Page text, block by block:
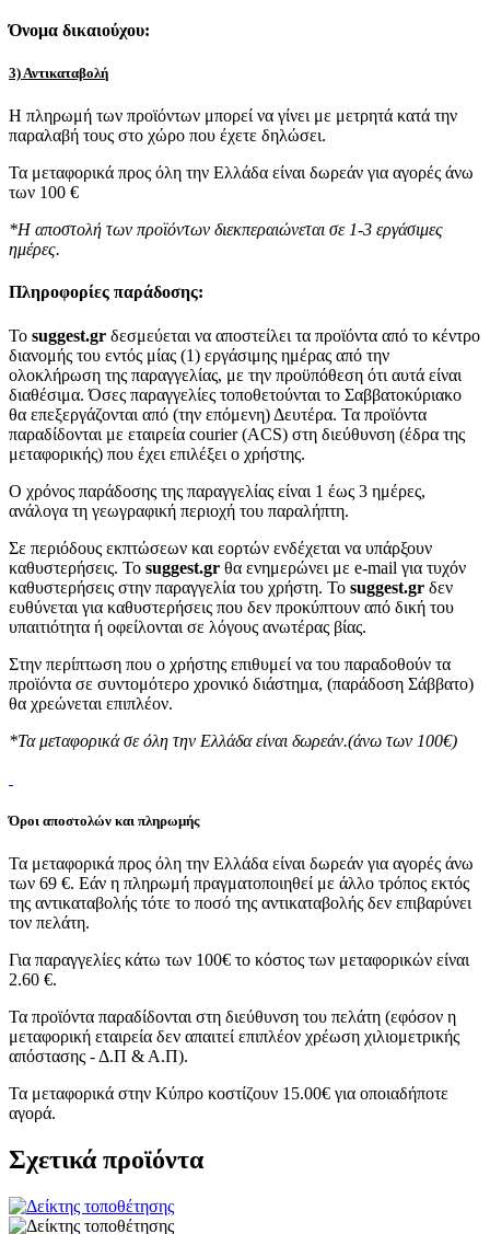
Όνομα δικαιούχου:
3) Αντικαταβολή
Η πληρωμή των προϊόντων μπορεί να γίνει με μετρητά κατά την
παραλαβή τους στο χώρο που έχετε δηλώσει.
Τα μεταφορικά προς όλη την Ελλάδα είναι δωρεάν για αγορές άνω
των 100 €
*Η αποστολή των προϊόντων διεκπεραιώνεται σε 1-3 εργάσιμες
ημέρες.
Πληροφορίες παράδοσης:
To suggest.gr δεσμεύεται να αποστείλει τα προϊόντα από το κέντρο
διανομής του εντός μίας (1) εργάσιμης ημέρας από την
ολοκλήρωση της παραγγελίας, με την προϋπόθεση ότι αυτά είναι
διαθέσιμα. Όσες παραγγελίες τοποθετούνται το Σαββατοκύριακο
θα επεξεργάζονται από (την επόμενη) Δευτέρα. Τα προϊόντα
παραδίδονται με εταιρεία courier (ACS) στη διεύθυνση (έδρα της
μεταφορικής) που έχει επιλέξει ο χρήστης.
Ο χρόνος παράδοσης της παραγγελίας είναι 1 έως 3 ημέρες,
ανάλογα τη γεωγραφική περιοχή του παραλήπτη.
Σε περιόδους εκπτώσεων και εορτών ενδέχεται να υπάρξουν
καθυστερήσεις. Το suggest.gr θα ενημερώνει με e-mail για τυχόν
καθυστερήσεις στην παραγγελία του χρήστη. Το suggest.gr δεν
ευθύνεται για καθυστερήσεις που δεν προκύπτουν από δική του
υπαιτιότητα ή οφείλονται σε λόγους ανωτέρας βίας.
Στην περίπτωση που ο χρήστης επιθυμεί να του παραδοθούν τα
προϊόντα σε συντομότερο χρονικό διάστημα, (παράδοση Σάββατο)
θα χρεώνεται επιπλέον.
*Τα μεταφορικά σε όλη την Ελλάδα είναι δωρεάν.(άνω των 100€)
Όροι αποστολών και πληρωμής
Τα μεταφορικά προς όλη την Ελλάδα είναι δωρεάν για αγορές άνω
των 69 €. Εάν η πληρωμή πραγματοποιηθεί με άλλο τρόπος εκτός
της αντικαταβολής τότε το ποσό της αντικαταβολής δεν επιβαρύνει
τον πελάτη.
Για παραγγελίες κάτω των 100€ το κόστος των μεταφορικών είναι
2.60 €.
Τα προϊόντα παραδίδονται στη διεύθυνση του πελάτη (εφόσον η
μεταφορική εταιρεία δεν απαιτεί επιπλέον χρέωση χιλιομετρικής
απόστασης - Δ.Π & Α.Π).
Τα μεταφορικά στην Κύπρο κοστίζουν 15.00€ για οποιαδήποτε
αγορά.
Σχετικά προϊόντα